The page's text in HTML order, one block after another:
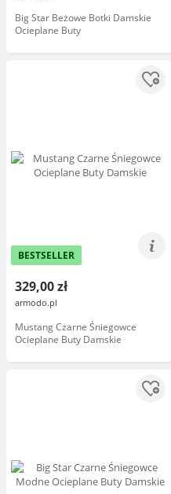
Big Star Beżowe Botki Damskie
Ocieplane Buty
BESTSELLER
329,00 zł
armodo.pl
Mustang Czarne Śniegowce
Ocieplane Buty Damskie